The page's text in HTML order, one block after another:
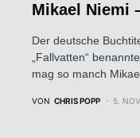
Mikael Niemi
Der deutsche
„Fallvatten“
mag so manch
VON CHRIS POPP 5.